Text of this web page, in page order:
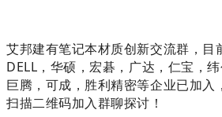
艾邦建有笔记本材质创新交流群，目
DELL，华硕，宏碁，广达，仁宝，
巨腾，可成，胜利精密等企业已加入
扫描二维码加入群聊探讨！